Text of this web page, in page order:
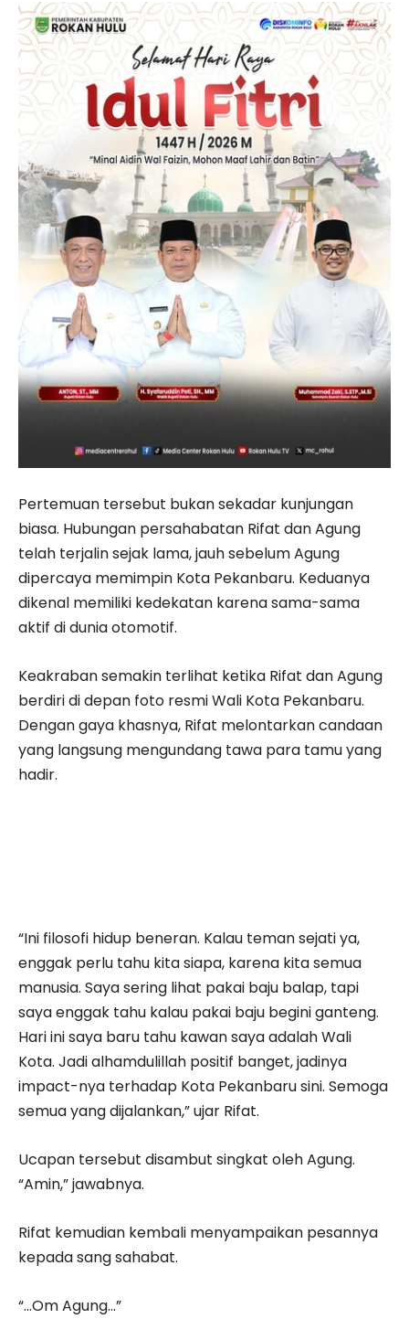
Pertemuan tersebut bukan sekadar kunjungan
biasa. Hubungan persahabatan Rifat dan Agung
telah terjalin sejak lama, jauh sebelum Agung
dipercaya memimpin Kota Pekanbaru. Keduanya
dikenal memiliki kedekatan karena sama-sama
aktif di dunia otomotif.
Keakraban semakin terlihat ketika Rifat dan Agung
berdiri di depan foto resmi Wali Kota Pekanbaru.
Dengan gaya khasnya, Rifat melontarkan candaan
yang langsung mengundang tawa para tamu yang
hadir.
“Ini filosofi hidup beneran. Kalau teman sejati ya,
enggak perlu tahu kita siapa, karena kita semua
manusia. Saya sering lihat pakai baju balap, tapi
saya enggak tahu kalau pakai baju begini ganteng.
Hari ini saya baru tahu kawan saya adalah Wali
Kota. Jadi alhamdulillah positif banget, jadinya
impact-nya terhadap Kota Pekanbaru sini. Semoga
semua yang dijalankan,” ujar Rifat.
Ucapan tersebut disambut singkat oleh Agung.
“Amin,” jawabnya.
Rifat kemudian kembali menyampaikan pesannya
kepada sang sahabat.
“…Om Agung…”